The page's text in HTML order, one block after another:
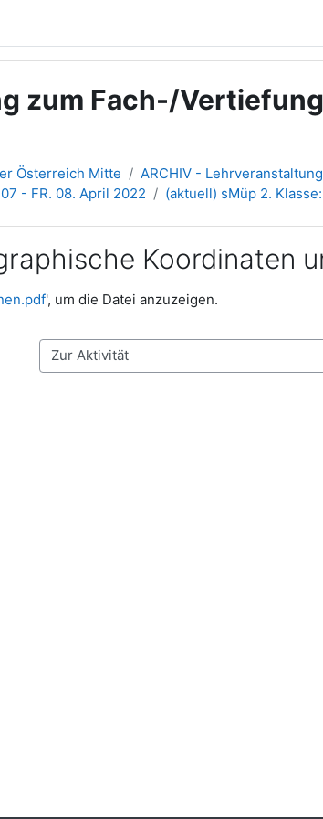
zum Fach-/
Österreich Mitte ARCHIV -
07 - FR. 08. April 2022 (aktuell) sMüp 2.
Koordinaten
', um die Datei anzuzeigen.
Zur Aktivität